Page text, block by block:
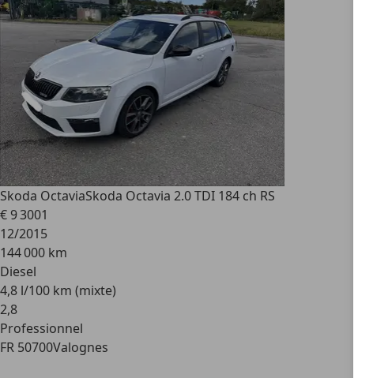
Skoda OctaviaSkoda Octavia 2.0 TDI 184 ch RS
€ 9 3001
12/2015
144 000 km
Diesel
4,8 l/100 km (mixte)
2,8
Professionnel
FR 50700Valognes